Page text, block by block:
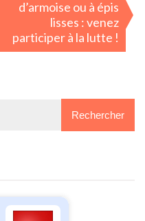
d’armoise ou à épis
lisses : venez
participer à la lutte !